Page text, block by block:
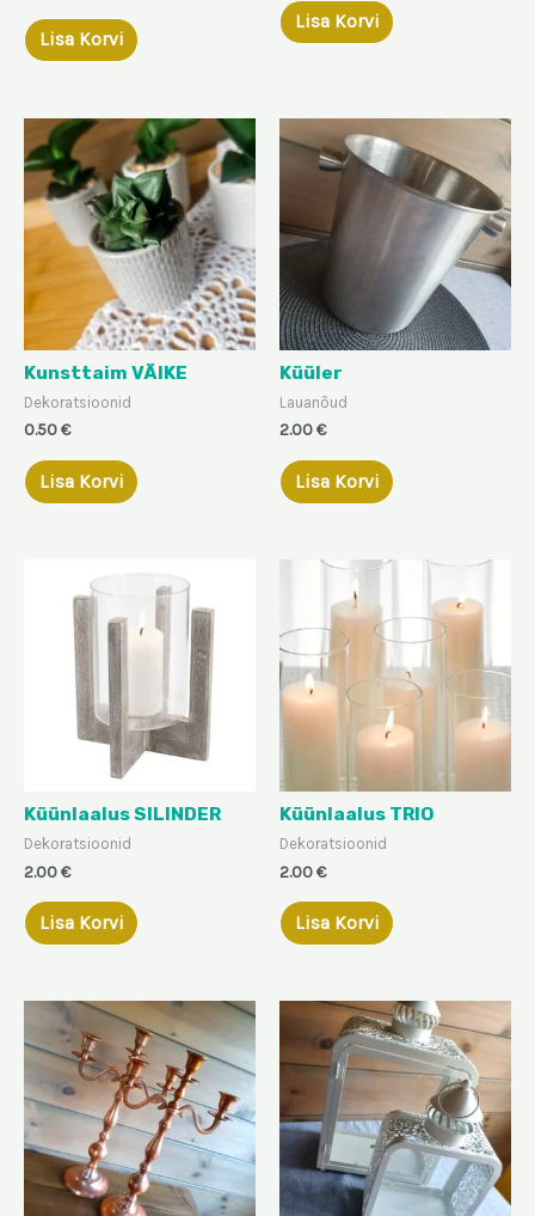
Lisa Korvi
Lisa Korvi
Kunsttaim VÄIKE
Dekoratsioonid
0.50€
Lisa Korvi
Küüler
Lauanõud
2.00€
Lisa Korvi
Küünlaalus SILINDER
Dekoratsioonid
2.00€
Lisa Korvi
Küünlaalus TRIO
Dekoratsioonid
2.00€
Lisa Korvi